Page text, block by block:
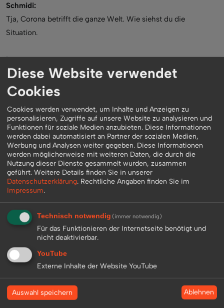
Schmidi:
Tja, Corona betrifft die ganze Welt. Wie siehst du die
Situation.
Loona:
Ja sehr schlimm. Gerade die Künstlerbranche leidet sehr
darunter! Aber auch andere stehen vor dem Ruin.
Schmidi:
Bis du mit den Einschränkungen die weltweit getroffen werden
einverstanden?
Loona:
Das entscheiden die Regierungen was gemacht wird in diesen
schlimmen Zeiten. Menschen sterben und da muss alles dafür
getan werden dass man diese Situation in den Griff bekommt
und die Menschen ob alt und jung schützt. Egal ob Maske
tragen, Abstand halten usw. Ich hoffe und wünsche mir das
alles wieder besser wird.
Schmidi:
Danke Dir Loona fürs Interview. Ich wünsche Dir und Deiner
Familie noch eine tolle sonnige Zeit hier im Club und bleib
Diese Website verwendet
Cookies
Cookies werden verwendet, um Inhalte und Anzeigen zu
personalisieren, Zugriffe auf unsere Website zu analysieren und
Funktionen für soziale Medien anzubieten. Diese Informationen
werden dabei automatisiert an Partner der sozialen Medien,
Werbung und Analysen weiter gegeben. Diese Informationen
werden möglicherweise mit weiteren Daten, die durch die
Nutzung dieser Dienste gesammelt wurden, zusammen
geführt. Weitere Details finden Sie in unserer
Datenschutzerklärung. Rechtliche Angaben finden Sie im
Impressum.
Technisch notwendig (immer notwendig)
Für das Funktionieren der Internetseite benötigt und
nicht deaktivierbar.
YouTube
Externe Inhalte der Website YouTube
Auswahl speichern Ablehnen